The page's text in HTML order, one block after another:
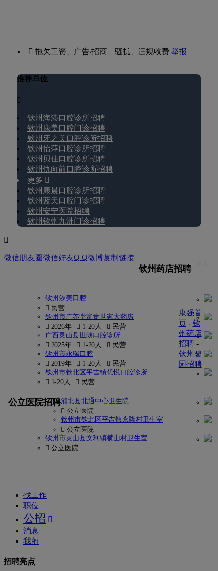
 拖欠工资、广告/招商、骚扰、违规收费举报
推荐单位

钦州海港口腔诊所招聘
钦州康美口腔门诊招聘
钦州牙之美口腔诊所招聘
钦州怡萍口腔诊所招聘
钦州贝佳口腔诊所招聘
钦州仇向前口腔诊所招聘
更多 
钦州康晨口腔诊所招聘
钦州蓝天口腔门诊招聘
钦州安宁医院招聘
钦州钦州九洲门诊招聘

微信朋友圈微信好友Q Q微博复制链接
钦州药店招聘
钦州汐美口腔
 民营
钦州市广养堂富贵世家大药房
 2026年
 1-20人
 民营
广西灵山县世朗口腔诊所
 2025年
 1-20人
 民营
钦州市永瑞口腔
 2019年
 1-20人
 民营
钦州市钦北区平吉镇优悦口腔诊所
 1-20人
 民营
公立医院招聘浦北县北通中心卫生院
 公立医院
钦州市钦北区平吉镇永隆村卫生室
 公立医院
钦州市灵山县文利镇横山村卫生室
 公立医院
康强首
页- 钦
州药店
招聘-
钦州碧
园招聘
找
码?
找工作
职位
公招 
消息
我的
招聘亮点